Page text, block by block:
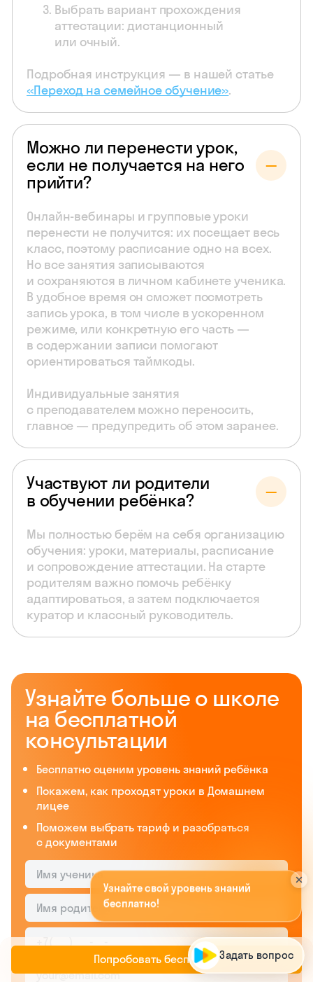
Попробовать бесплатно
Выбрать вариант прохождения
аттестации: дистанционный
или очный.
Подробная инструкция — в нашей статье
«Переход на семейное обучение».
Можно ли перенести урок,
если не получается на него
прийти?
Онлайн-вебинары и групповые уроки
перенести не получится: их посещает весь
класс, поэтому расписание одно на всех.
Но все занятия записываются
и сохраняются в личном кабинете ученика.
В удобное время он сможет посмотреть
запись урока, в том числе в ускоренном
режиме, или конкретную его часть —
в содержании записи помогают
ориентироваться таймкоды.
Индивидуальные занятия
с преподавателем можно переносить,
главное — предупредить об этом заранее.
Участвуют ли родители
в обучении ребёнка?
Мы полностью берём на себя организацию
обучения: уроки, материалы, расписание
и сопровождение аттестации. На старте
родителям важно помочь ребёнку
адаптироваться, а затем подключается
куратор и классный руководитель.
Узнайте больше о школе
на бесплатной
консультации
Бесплатно оценим уровень знаний ребёнка
Покажем, как проходят уроки в Домашнем
лицее
Поможем выбрать тариф и разобраться
с документами
Узнайтесвойуровеньзнаний
бесплатно!А попромокодуOR
мы даримд
Задать вопрос